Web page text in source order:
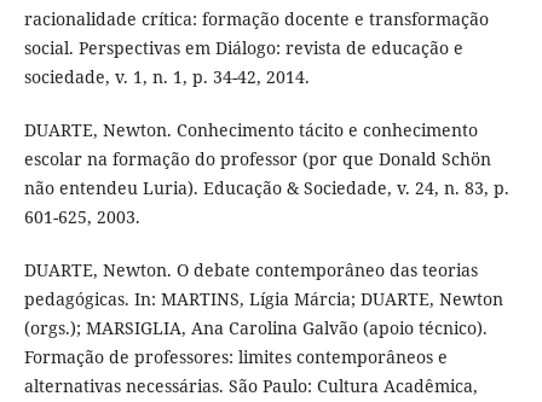
racionalidade crítica: formação docente e transformação
social. Perspectivas em Diálogo: revista de educação e
sociedade, v. 1, n. 1, p. 34-42, 2014.
DUARTE, Newton. Conhecimento tácito e conhecimento
escolar na formação do professor (por que Donald Schön
não entendeu Luria). Educação & Sociedade, v. 24, n. 83, p.
601-625, 2003.
DUARTE, Newton. O debate contemporâneo das teorias
pedagógicas. In: MARTINS, Lígia Márcia; DUARTE, Newton
(orgs.); MARSIGLIA, Ana Carolina Galvão (apoio técnico).
Formação de professores: limites contemporâneos e
alternativas necessárias. São Paulo: Cultura Acadêmica,